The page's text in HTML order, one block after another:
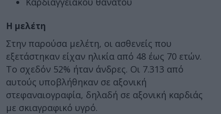
Η μελέτη
Στην παρούσα μελέτη, οι ασθενείς που
εξετάστηκαν είχαν ηλικία από 48 έως 70 ετών.
Το σχεδόν 52% ήταν άνδρες. Οι 7.313 από
αυτούς υποβλήθηκαν σε αξονική
στεφαναιογραφία, δηλαδή σε αξονική καρδιάς
με σκιαγραφικό υγρό.